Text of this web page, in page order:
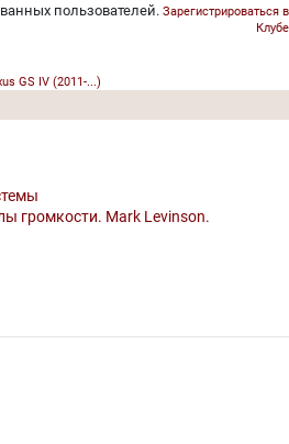
пользователей. Зарегистрироваться в
Клубе
GS IV (2011-...)
громкости. Mark Levinson.